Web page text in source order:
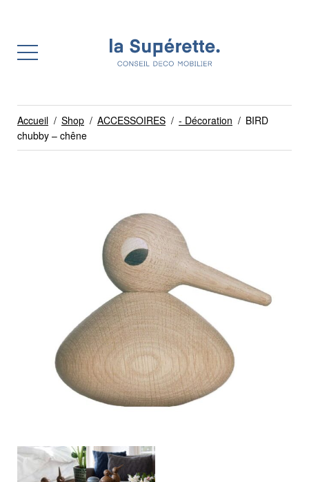
Accueil / Shop / ACCESSOIRES / - Décoration / BIRD
chubby – chêne